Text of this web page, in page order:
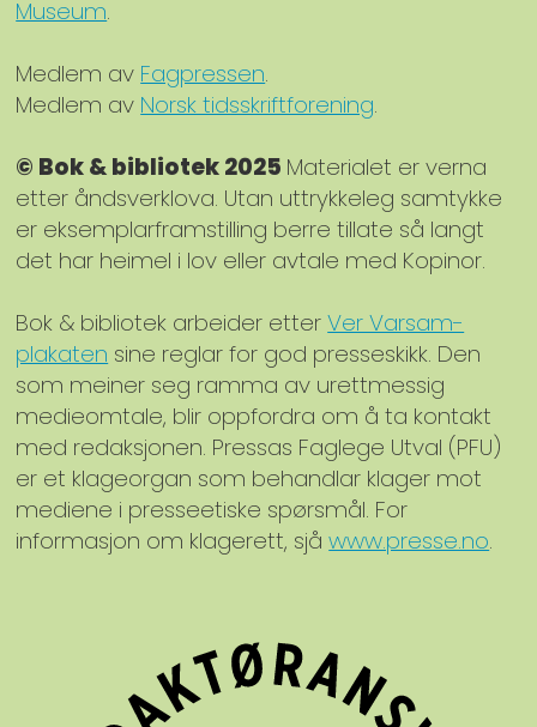
Museum.
Medlem av Fagpressen.
Medlem av Norsk tidsskriftforening.
© Bok & bibliotek 2025 Materialet er verna
etter åndsverklova. Utan uttrykkeleg samtykke
er eksemplarframstilling berre tillate så langt
det har heimel i lov eller avtale med Kopinor.
Bok & bibliotek arbeider etterVer Varsam-
plakaten sine reglar for god presseskikk. Den
som meiner seg ramma av urettmessig
medieomtale, blir oppfordra om å ta kontakt
med redaksjonen. Pressas Faglege Utval (PFU)
er et klageorgan som behandlar klager mot
mediene i presseetiske spørsmål. For
informasjon om klagerett, sjåwww.presse.no.